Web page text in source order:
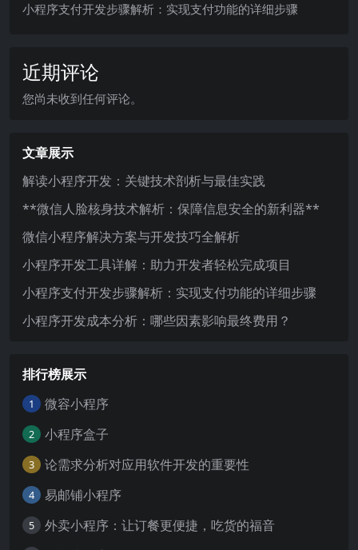
小程序支付开发步骤解析：实现支付功能的详细步骤
近期评论
您尚未收到任何评论。
文章展示
解读小程序开发：关键技术剖析与最佳实践
**微信人脸核身技术解析：保障信息安全的新利器**
微信小程序解决方案与开发技巧全解析
小程序开发工具详解：助力开发者轻松完成项目
小程序支付开发步骤解析：实现支付功能的详细步骤
小程序开发成本分析：哪些因素影响最终费用？
排行榜展示
1 微容小程序
2 小程序盒子
3 论需求分析对应用软件开发的重要性
4 易邮铺小程序
5 外卖小程序：让订餐更便捷，吃货的福音